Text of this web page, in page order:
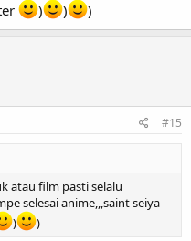
) ) )
#15
atau film pasti selalu
selesai anime,,,saint seiya
) )